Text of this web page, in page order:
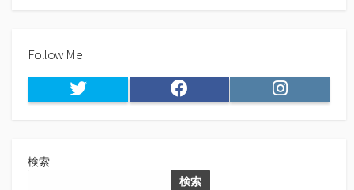
Follow Me
Twitter Facebook Instagram
検索
検索